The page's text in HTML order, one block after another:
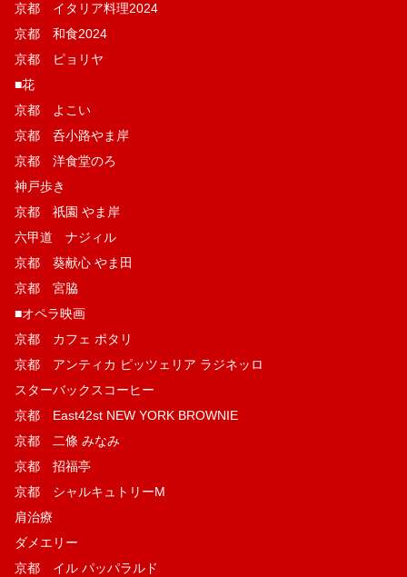
京都 イタリア料理2024
京都 和食2024
京都 ピョリヤ
■花
京都 よこい
京都 呑小路やま岸
京都 洋食堂のろ
神戸歩き
京都 祇園 やま岸
六甲道 ナジィル
京都 葵献心 やま田
京都 宮脇
■オペラ映画
京都 カフェ ポタリ
京都 アンティカ ピッツェリア ラジネッロ
スターバックスコーヒー
京都 East42st NEW YORK BROWNIE
京都 二條 みなみ
京都 招福亭
京都 シャルキュトリーM
肩治療
ダメエリー
京都 イル パッパラルド